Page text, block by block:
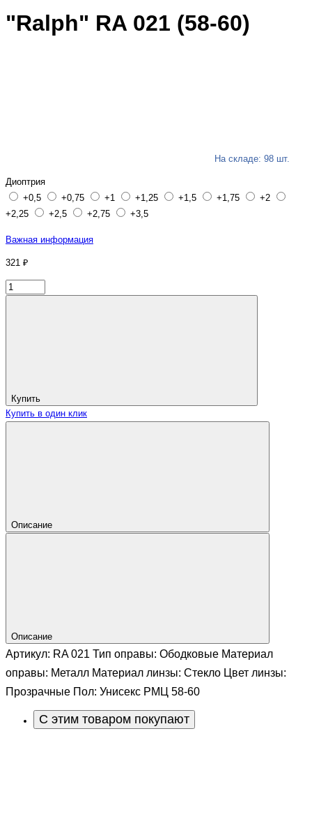
"Ralph" RA 021 (58-60)
На складе: 98 шт.
Диоптрия
+0,5
+0,75 +1 +1,25 +1,5 +1,75
+2
+2,25
+2,5 +2,75 +3,5
Важная информация
321 ₽
Купить
Купить в один клик
Описание
Описание
Артикул: RA 021 Тип оправы: Ободковые Материал
оправы: Металл Материал линзы: Стекло Цвет линзы:
Прозрачные Пол: Унисекс РМЦ 58-60
С этим товаром покупают